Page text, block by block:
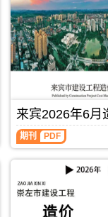
程
造
价
信
息)，
北
设
工
程
造
价
息
高
来宾2026年6月
来
宾
月
期刊 PDF